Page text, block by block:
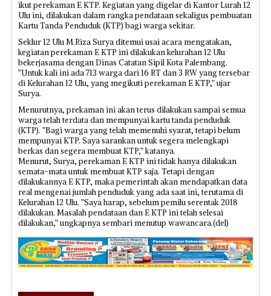
ikut perekaman E KTP. Kegiatan yang digelar di Kantor Lurah 12
Ulu ini, dilakukan dalam rangka pendataan sekaligus pembuatan
Kartu Tanda Penduduk (KTP) bagi warga sekitar.
Seklur 12 Ulu M.Riza Surya ditemui usai acara mengatakan,
kegiatan perekaman E KTP ini dilakukan kelurahan 12 Ulu
bekerjasama dengan Dinas Catatan Sipil Kota Palembang.
”Untuk kali ini ada 713 warga dari 16 RT dan 3 RW yang tersebar
di Kelurahan 12 Ulu, yang megikuti perekaman E KTP,” ujar
Surya.
Menurutnya, prekaman ini akan terus dilakukan sampai semua
warga telah terdata dan mempunyai kartu tanda penduduk
(KTP). ”Bagi warga yang telah memenuhi syarat, tetapi belum
mempunyai KTP. Saya sarankan untuk segera melengkapi
berkas dan segera membuat KTP,” katanya.
Menurut, Surya, perekaman E KTP ini tidak hanya dilakukan
semata-mata untuk membuat KTP saja. Tetapi dengan
dilakukannya E KTP, maka pemerintah akan mendapatkan data
real mengenai jumlah penduduk yang ada saat ini, terutama di
Kelurahan 12 Ulu. ”Saya harap, sebelum pemilu serentak 2018
dilakukan. Masalah pendataan dan E KTP ini telah selesai
dilakukan,” ungkapnya sembari menutup wawancara.(del)